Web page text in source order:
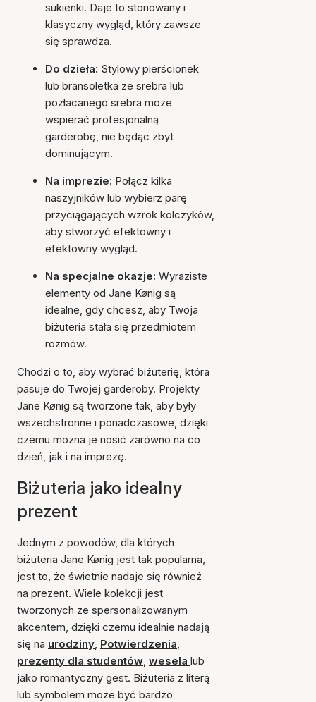
sukienki. Daje to stonowany i
klasyczny wygląd, który zawsze
się sprawdza.
Do dzieła: Stylowy pierścionek
lub bransoletka ze srebra lub
pozłacanego srebra może
wspierać profesjonalną
garderobę, nie będąc zbyt
dominującym.
Na imprezie: Połącz kilka
naszyjników lub wybierz parę
przyciągających wzrok kolczyków,
aby stworzyć efektowny i
efektowny wygląd.
Na specjalne okazje: Wyraziste
elementy od Jane Kønig są
idealne, gdy chcesz, aby Twoja
biżuteria stała się przedmiotem
rozmów.
Chodzi o to, aby wybrać biżuterię, która
pasuje do Twojej garderoby. Projekty
Jane Kønig są tworzone tak, aby były
wszechstronne i ponadczasowe, dzięki
czemu można je nosić zarówno na co
dzień, jak i na imprezę.
Biżuteria jako idealny
prezent
Jednym z powodów, dla których
biżuteria Jane Kønig jest tak popularna,
jest to, że świetnie nadaje się również
na prezent. Wiele kolekcji jest
tworzonych ze spersonalizowanym
akcentem, dzięki czemu idealnie nadają
się na urodziny, Potwierdzenia,
prezenty dla studentów, wesela lub
jako romantyczny gest. Biżuteria z literą
lub symbolem może być bardzo